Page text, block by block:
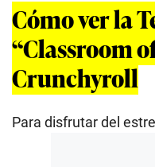
Cómo ver la
“Classroom
Crunchyroll
Para disfrutar del